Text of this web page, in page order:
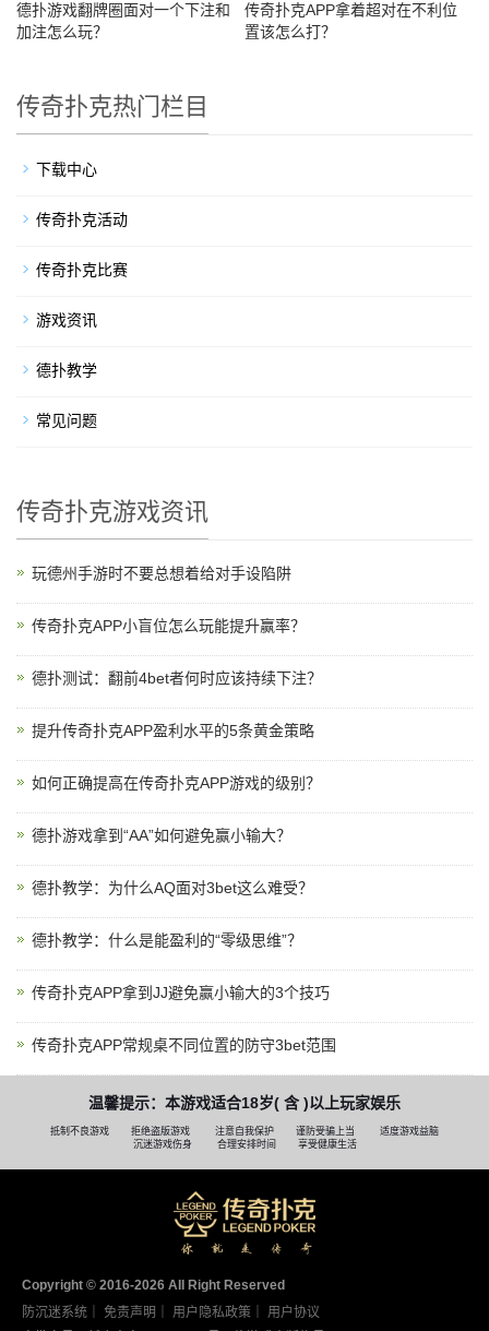
德扑游戏翻牌圈面对一个下注和
加注怎么玩？
传奇扑克APP拿着超对在不利位
置该怎么打？
传奇扑克热门栏目
下载中心
传奇扑克活动
传奇扑克比赛
游戏资讯
德扑教学
常见问题
传奇扑克游戏资讯
玩德州手游时不要总想着给对手设陷阱
传奇扑克APP小盲位怎么玩能提升赢率？
德扑测试：翻前4bet者何时应该持续下注？
提升传奇扑克APP盈利水平的5条黄金策略
如何正确提高在传奇扑克APP游戏的级别？
德扑游戏拿到“AA”如何避免赢小输大？
德扑教学：为什么AQ面对3bet这么难受？
德扑教学：什么是能盈利的“零级思维”？
传奇扑克APP拿到JJ避免赢小输大的3个技巧
传奇扑克APP常规桌不同位置的防守3bet范围
温馨提示：本游戏适合18岁( 含 )以上玩家娱乐
抵制不良游戏 拒绝盗版游戏 注意自我保护 谨防受骗上当
适度游戏益脑
沉迷游戏伤身
合理安排时间 享受健康生活
Copyright © 2016-2026 AII Right Reserved
防沉迷系统
免责声明 用户隐私政策
用户协议